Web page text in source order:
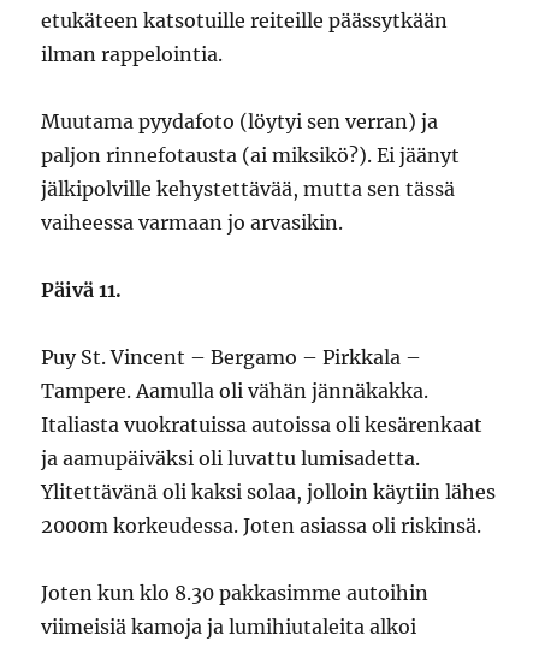
etukäteen katsotuille reiteille päässytkään
ilman rappelointia.
Muutama pyydafoto (löytyi sen verran) ja
paljon rinnefotausta (ai miksikö?). Ei jäänyt
jälkipolville kehystettävää, mutta sen tässä
vaiheessa varmaan jo arvasikin.
Päivä 11.
Puy St. Vincent – Bergamo – Pirkkala –
Tampere. Aamulla oli vähän jännäkakka.
Italiasta vuokratuissa autoissa oli kesärenkaat
ja aamupäiväksi oli luvattu lumisadetta.
Ylitettävänä oli kaksi solaa, jolloin käytiin lähes
2000m korkeudessa. Joten asiassa oli riskinsä.
Joten kun klo 8.30 pakkasimme autoihin
viimeisiä kamoja ja lumihiutaleita alkoi